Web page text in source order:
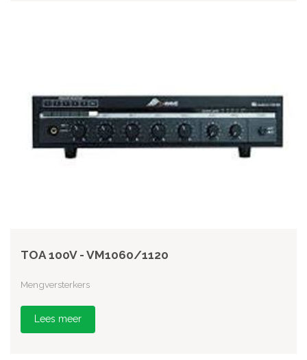
TOA 100V - VM1060/1120
Mengversterkers
Lees meer